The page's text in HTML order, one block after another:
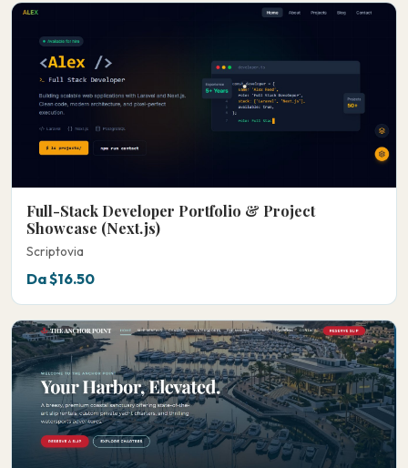
Full-Stack Developer Portfolio & Project
Showcase (Next.js)
Scriptovia
Da $16.50